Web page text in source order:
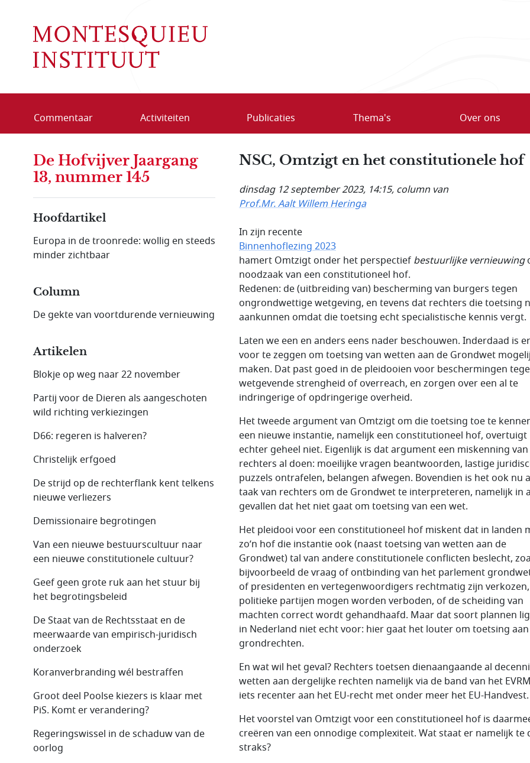
Commentaar Activiteiten Publicaties Thema's Over ons
NSC, Omtzigt en het constitutionele hof
dinsdag 12 september 2023, 14:15, column van
Prof.Mr. Aalt Willem Heringa
In zijn recente
Binnenhoflezing 2023
hamert Omtzigt onder het perspectief bestuurlijke vernieuwing
noodzaak van een constitutioneel hof.
Redenen: de (uitbreiding van) bescherming van burgers tegen
ongrondwettige wetgeving, en tevens dat rechters die toetsing
aankunnen omdat die toetsing echt specialistische kennis vergt.
Laten we een en anders eens nader beschouwen. Inderdaad is
voor te zeggen om toetsing van wetten aan de Grondwet
maken. Dat past goed in de pleidooien voor beschermingen
wetgevende strengheid of overreach, en zorgen over een al te
indringerige of opdringerige overheid.
Het tweede argument van Omtzigt om die toetsing toe te
een nieuwe instantie, namelijk een constitutioneel hof, overtuigt
echter geheel niet. Eigenlijk is dat argument een miskenning
rechters al doen: moeilijke vragen beantwoorden, lastige
puzzels ontrafelen, belangen afwegen. Bovendien is het ook nu
taak van rechters om de Grondwet te interpreteren, namelijk in
gevallen dat het niet gaat om toetsing van een wet.
Het pleidooi voor een constitutioneel hof miskent dat in landen
zo’n hof die instantie ook (naast toetsing van wetten aan de
Grondwet) tal van andere constitutionele conflicten beslecht,
bijvoorbeeld de vraag of ontbinding van het parlement
of presidenten en vertegenwoordigers rechtmatig zijn
politieke partijen mogen worden verboden, of de scheiding van
machten correct wordt gehandhaafd. Maar dat soort plannen
in Nederland niet echt voor: hier gaat het louter om toetsing aan
grondrechten.
En wat wil het geval? Rechters toetsen dienaangaande al
wetten aan dergelijke rechten namelijk via de band van het
iets recenter aan het EU-recht met onder meer het EU-Handvest.
Het voorstel van Omtzigt voor een constitutioneel hof is
creëren van een onnodige complexiteit. Wat staat er namelijk te
straks?
De Hofvijver Jaargang
13, nummer 145
Hoofdartikel
Europa in de troonrede: wollig en steeds
minder zichtbaar
Column
De gekte van voortdurende vernieuwing
Artikelen
Blokje op weg naar 22 november
Partij voor de Dieren als aangeschoten
wild richting verkiezingen
D66: regeren is halveren?
Christelijk erfgoed
De strijd op de rechterflank kent telkens
nieuwe verliezers
Demissionaire begrotingen
Van een nieuwe bestuurscultuur naar
een nieuwe constitutionele cultuur?
Geef geen grote ruk aan het stuur bij
het begrotingsbeleid
De Staat van de Rechtsstaat en de
meerwaarde van empirisch-juridisch
onderzoek
Koranverbranding wél bestraffen
Groot deel Poolse kiezers is klaar met
PiS. Komt er verandering?
Regeringswissel in de schaduw van de
oorlog